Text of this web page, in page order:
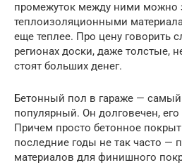
промежуток между ними можно
теплоизоляционными
еще теплее. Про цену говорить
регионах доски, даже толстые,
стоят больших денег.
Бетонный пол в гараже —
популярный. Он долговечен,
Причем просто бетонное
последние годы не так часто —
материалов для финишного